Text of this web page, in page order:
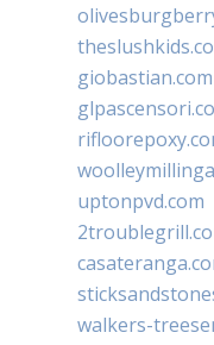
giobastian.com
uptonpvd.com
walkers-